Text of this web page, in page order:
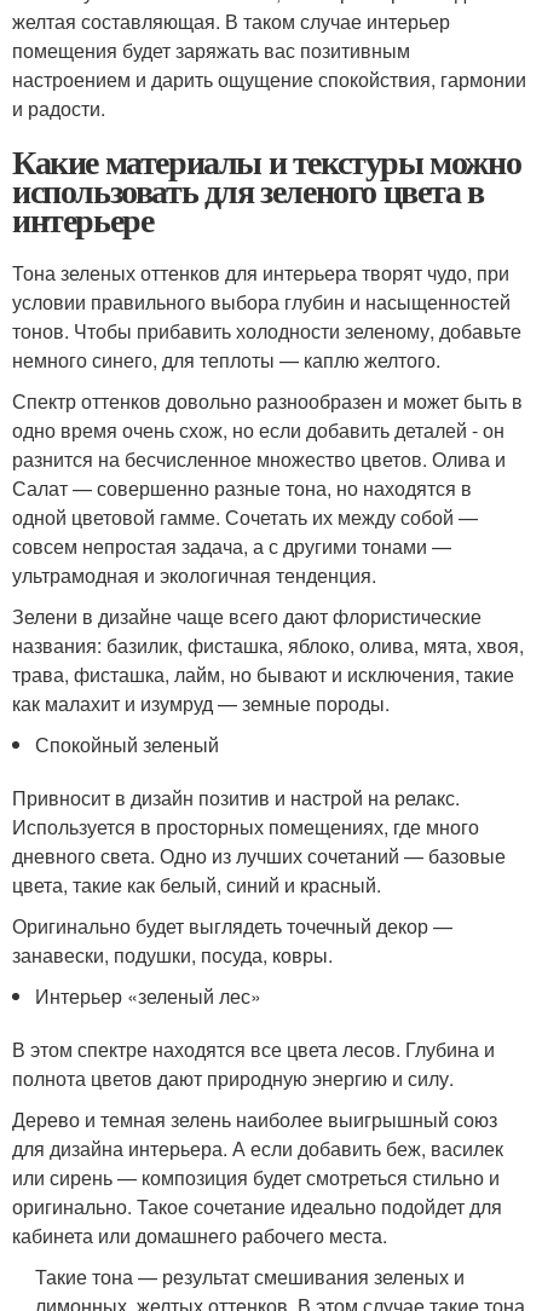
желтая составляющая. В таком случае интерьер
помещения будет заряжать вас позитивным
настроением и дарить ощущение спокойствия, гармонии
и радости.
Какие материалы и текстуры можно
использовать для зеленого цвета в
интерьере
Тона зеленых оттенков для интерьера творят чудо, при
условии правильного выбора глубин и насыщенностей
тонов. Чтобы прибавить холодности зеленому, добавьте
немного синего, для теплоты — каплю желтого.
Спектр оттенков довольно разнообразен и может быть в
одно время очень схож, но если добавить деталей - он
разнится на бесчисленное множество цветов. Олива и
Салат — совершенно разные тона, но находятся в
одной цветовой гамме. Сочетать их между собой —
совсем непростая задача, а с другими тонами —
ультрамодная и экологичная тенденция.
Зелени в дизайне чаще всего дают флористические
названия: базилик, фисташка, яблоко, олива, мята, хвоя,
трава, фисташка, лайм, но бывают и исключения, такие
как малахит и изумруд — земные породы.
Спокойный зеленый
Привносит в дизайн позитив и настрой на релакс.
Используется в просторных помещениях, где много
дневного света. Одно из лучших сочетаний — базовые
цвета, такие как белый, синий и красный.
Оригинально будет выглядеть точечный декор —
занавески, подушки, посуда, ковры.
Интерьер «зеленый лес»
В этом спектре находятся все цвета лесов. Глубина и
полнота цветов дают природную энергию и силу.
Дерево и темная зелень наиболее выигрышный союз
для дизайна интерьера. А если добавить беж, василек
или сирень — композиция будет смотреться стильно и
оригинально. Такое сочетание идеально подойдет для
кабинета или домашнего рабочего места.
Такие тона — результат смешивания зеленых и
лимонных, желтых оттенков. В этом случае такие тона